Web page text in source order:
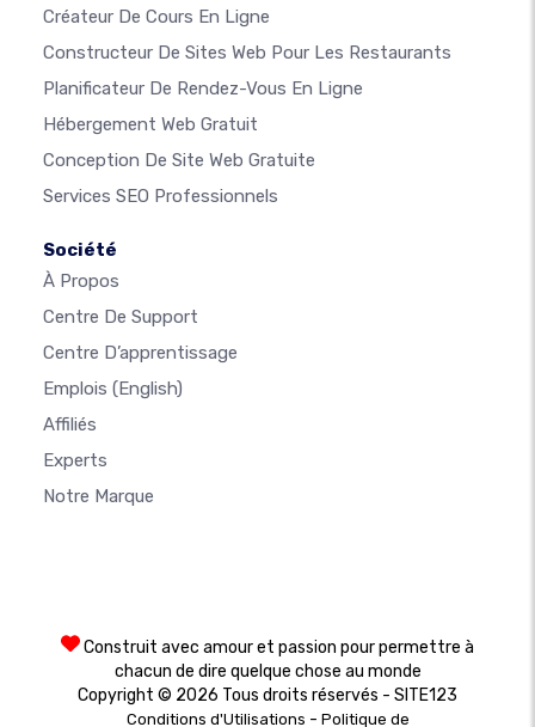
Créateur De Cours En Ligne
Constructeur De Sites Web Pour Les Restaurants
Planificateur De Rendez-Vous En Ligne
Hébergement Web Gratuit
Conception De Site Web Gratuite
Services SEO Professionnels
Société
À Propos
Centre De Support
Centre D’apprentissage
Emplois (English)
Affiliés
Experts
Notre Marque
Construit avec amour et passion pour permettre à
chacun de dire quelque chose au monde
Copyright © 2026 Tous droits réservés - SITE123
Conditions d'Utilisations - Politique de